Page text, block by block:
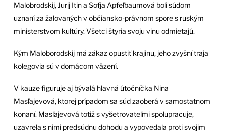
Malobrodskij, Jurij Itin a Sofja Apfeľbaumová boli súdom
uznaní za žalovaných v občiansko-právnom spore s ruským
ministerstvom kultúry. Všetci štyria svoju vinu odmietajú.
Kým Maloborodskij má zákaz opustiť krajinu, jeho zvyšní traja
kolegovia sú v domácom väzení.
V kauze figuruje aj bývalá hlavná útočníčka Nina
Masľajevová, ktorej prípadom sa súd zaoberá v samostatnom
konaní. Masľajevová totiž s vyšetrovateľmi spolupracuje,
uzavrela s nimi predsúdnu dohodu a vypovedala proti svojim